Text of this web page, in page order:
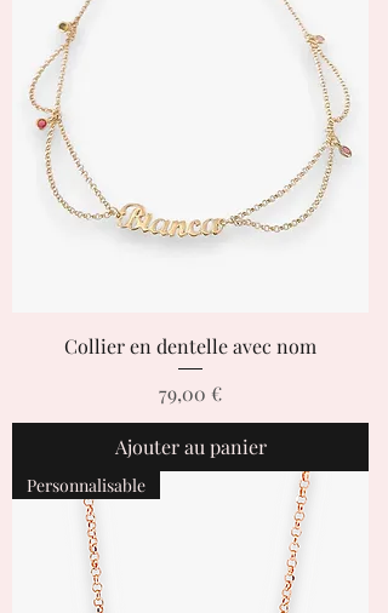
Collier en dentelle avec nom
Prix
79,00 €
Ajouter au panier
Personnalisable